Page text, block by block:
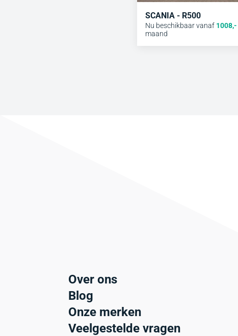
SCANIA - R500
Nu beschikbaar vanaf 1008,-
maand
Over ons
Blog
Onze merken
Veelgestelde vragen